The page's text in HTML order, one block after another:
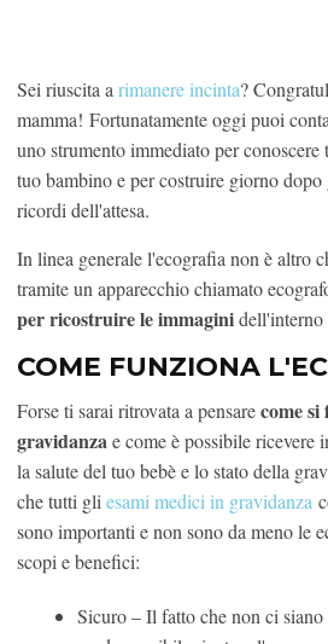
Sei riuscita a rimanere incinta?
mamma! Fortunatamente oggi puoi
uno strumento immediato per
tuo bambino e per costruire giorno
ricordi dell'attesa.
In linea generale l'ecografia non è altro
tramite un apparecchio chiamato
per ricostruire le immaginidell'interno
COME FUNZIONA
Forse ti sarai ritrovata a pensarecome
gravidanza e come è possibile
la salute del tuo bebè e lo stato della
che tutti gli esami medici in gravidanza
sono importanti e non sono da meno le
scopi e benefici:
Sicuro – Il fatto che non ci